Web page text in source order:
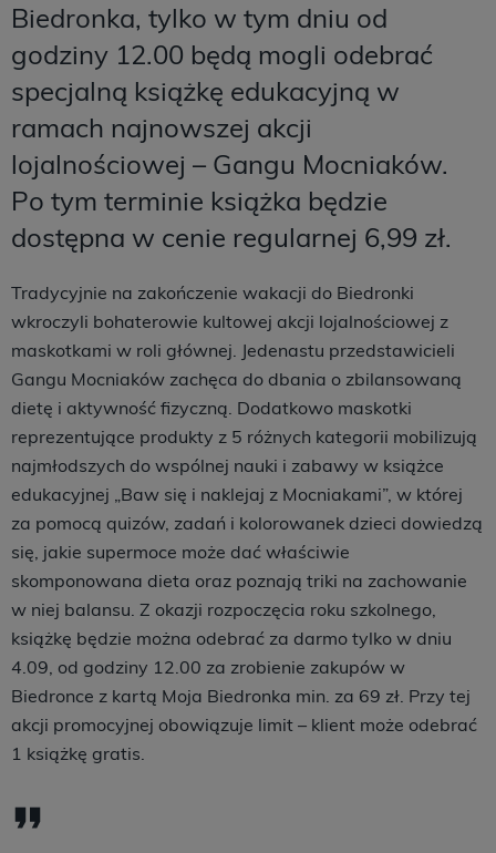
Biedronka, tylko w tym dniu od
godziny 12.00 będą mogli odebrać
specjalną książkę edukacyjną w
ramach najnowszej akcji
lojalnościowej – Gangu Mocniaków.
Po tym terminie książka będzie
dostępna w cenie regularnej 6,99 zł.
Tradycyjnie na zakończenie wakacji do Biedronki
wkroczyli bohaterowie kultowej akcji lojalnościowej z
maskotkami w roli głównej. Jedenastu przedstawicieli
Gangu Mocniaków zachęca do dbania o zbilansowaną
dietę i aktywność fizyczną. Dodatkowo maskotki
reprezentujące produkty z 5 różnych kategorii mobilizują
najmłodszych do wspólnej nauki i zabawy w książce
edukacyjnej „Baw się i naklejaj z Mocniakami”, w której
za pomocą quizów, zadań i kolorowanek dzieci dowiedzą
się, jakie supermoce może dać właściwie
skomponowana dieta oraz poznają triki na zachowanie
w niej balansu. Z okazji rozpoczęcia roku szkolnego,
książkę będzie można odebrać za darmo tylko w dniu
4.09, od godziny 12.00 za zrobienie zakupów w
Biedronce z kartą Moja Biedronka min. za 69 zł. Przy tej
akcji promocyjnej obowiązuje limit – klient może odebrać
1 książkę gratis.